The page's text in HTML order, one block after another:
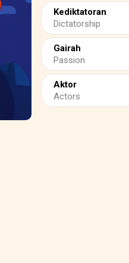
Kediktatoran
Dictatorship
Gairah
Passion
Aktor
Actors